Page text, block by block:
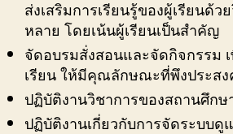
ส่งเสริมการเรียนรู้ของผู้เรียนด้ว
หลาย โดยเน้นผู้เรียนเป็นสำคัญ
จัดอบรมสั่งสอนและจัดกิจกรรม
เรียน ให้มีคุณลักษณะที่พึงประส
ปฏิบัติงานวิชาการของสถานศึกษ
ปฏิบัติงานเกี่ยวกับการจัดระบบดู